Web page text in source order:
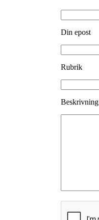
Din epost
Rubrik
Beskrivning